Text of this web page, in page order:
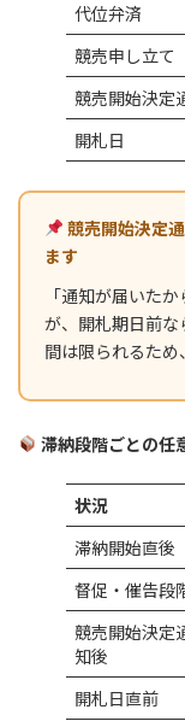
代位弁済
競売申し立て
競売開始決定
開札日
競売開始決定
ます
「通知が届いた
が、開札期日前
間は限られるため
滞納段階ごとの任
状況
滞納開始直後
督促・催告段
競売開始決定
知後
開札日直前